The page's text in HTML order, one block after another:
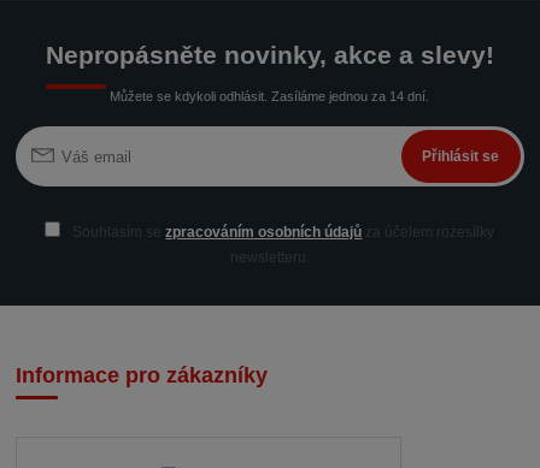
Nepropásněte novinky, akce a slevy!
Můžete se kdykoli odhlásit. Zasíláme jednou za 14 dní.
Přihlásit se
Souhlasím sezpracováním osobních údajů za účelem rozesílky
newsletteru.
Informace pro zákazníky